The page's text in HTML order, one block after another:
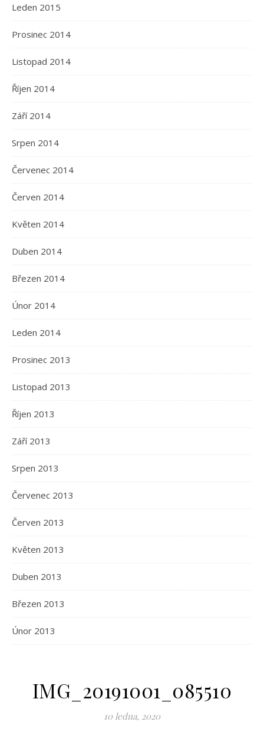
Leden 2015
Prosinec 2014
Listopad 2014
Říjen 2014
Září 2014
Srpen 2014
Červenec 2014
Červen 2014
Květen 2014
Duben 2014
Březen 2014
Únor 2014
Leden 2014
Prosinec 2013
Listopad 2013
Říjen 2013
Září 2013
Srpen 2013
Červenec 2013
Červen 2013
Květen 2013
Duben 2013
Březen 2013
Únor 2013
IMG_20191001_085510
10 ledna, 2020